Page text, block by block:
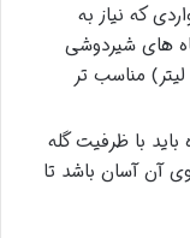
که نیاز به
های شیردوشی
متحرک (معمولاً با ظرفیت ۲۰ تا ۵۰ لیتر) مناسب تر
باید با ظرفیت گله
آن آسان باشد تا